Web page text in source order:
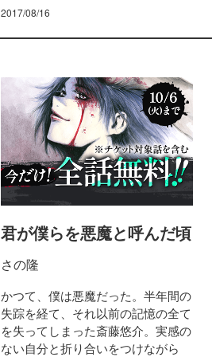
2017/08/16
君が僕らを悪魔と呼んだ頃
さの隆
かつて、僕は悪魔だった。半年間の
失踪を経て、それ以前の記憶の全て
を失ってしまった斎藤悠介。実感の
ない自分と折り合いをつけながら